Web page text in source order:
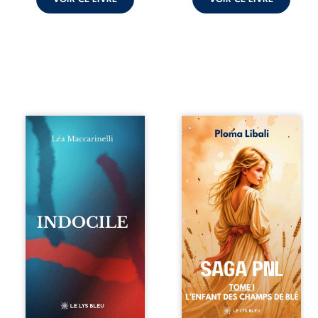
Quatre parties.
Quatre refus.
Quatre visages
d’une existence en
friction. Entre les
silences qu’on ne
déchiffre pas, les
amours qu’on
dérange, les corps
qu’on administre
et les liens qu’on
sabote, cet
ouvrage parle à
vivent trop fort,
trop vrai, trop tôt.
Autrefois, les
champs d’Atlantis
vibraient sous le
vent et les enfants
couraient dans les
blés. Puis la
couronne plia le
genou, livrant son
peuple à l’ombre
d’Ivorny. À Atove,
Luwel aurait pu
disparaître dans
les ruines de son
destin ; pourtant,
sous les pierres
d’un temple